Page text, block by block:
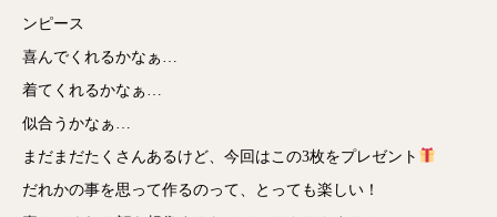
ンピース
喜んでくれるかなぁ…
着てくれるかなぁ…
似合うかなぁ…
まだまだたくさんあるけど、今回はこの3枚をプレゼント
だれかの事を思って作るのって、とっても楽しい！